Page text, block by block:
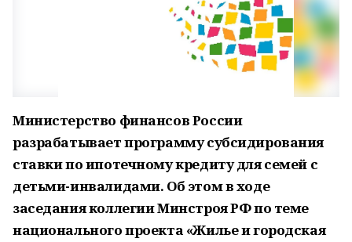
Министерство финансов России
разрабатывает программу субсидирования
ставки по ипотечному кредиту для семей с
детьми-инвалидами. Об этом в ходе
заседания коллегии Минстроя РФ по теме
национального проекта «Жилье и городская